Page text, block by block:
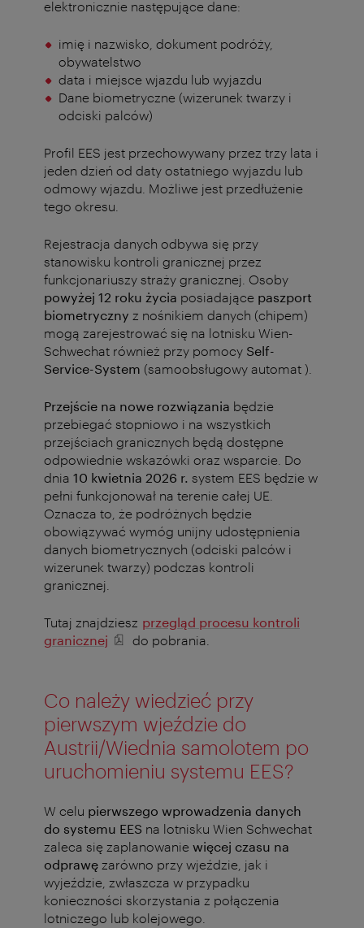
elektronicznie następujące dane:
imię i nazwisko, dokument podróży,
obywatelstwo
data i miejsce wjazdu lub wyjazdu
Dane biometryczne (wizerunek twarzy i
odciski palców)
Profil EES jest przechowywany przez trzy lata i
jeden dzień od daty ostatniego wyjazdu lub
odmowy wjazdu. Możliwe jest przedłużenie
tego okresu.
Rejestracja danych odbywa się przy
stanowisku kontroli granicznej przez
funkcjonariuszy straży granicznej. Osoby
powyżej 12 roku życia posiadające paszport
biometryczny z nośnikiem danych (chipem)
mogą zarejestrować się na lotnisku Wien-
Schwechat również przy pomocy Self-
Service-System (samoobsługowy automat ).
Przejście na nowe rozwiązania będzie
przebiegać stopniowo i na wszystkich
przejściach granicznych będą dostępne
odpowiednie wskazówki oraz wsparcie. Do
dnia 10 kwietnia 2026 r. system EES będzie w
pełni funkcjonował na terenie całej UE.
Oznacza to, że podróżnych będzie
obowiązywać wymóg unijny udostępnienia
danych biometrycznych (odciski palców i
wizerunek twarzy) podczas kontroli
granicznej.
Tutaj znajdziesz przegląd procesu kontroli
granicznej
do pobrania.
Co należy wiedzieć przy
pierwszym wjeździe do
Austrii/Wiednia samolotem po
uruchomieniu systemu EES?
W celu pierwszego wprowadzenia danych
do systemu EES na lotnisku Wien Schwechat
zaleca się zaplanowanie więcej czasu na
odprawę zarówno przy wjeździe, jak i
wyjeździe, zwłaszcza w przypadku
konieczności skorzystania z połączenia
lotniczego lub kolejowego.